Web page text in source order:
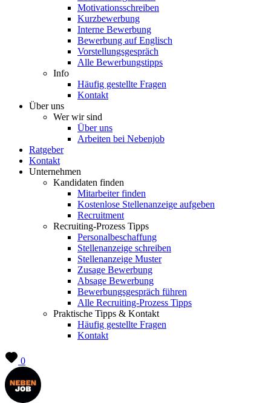
Motivationsschreiben
Kurzbewerbung
Interne Bewerbung
Bewerbung auf Englisch
Vorstellungsgespräch
Alle Bewerbungstipps
Info
Häufig gestellte Fragen
Kontakt
Über uns
Wer wir sind
Über uns
Arbeiten bei Nebenjob
Ratgeber
Kontakt
Unternehmen
Kandidaten finden
Mitarbeiter finden
Kostenlose Stellenanzeige aufgeben
Recruitment
Recruiting-Prozess Tipps
Personalbeschaffung
Stellenanzeige schreiben
Stellenanzeige Muster
Zusage Bewerbung
Absage Bewerbung
Bewerbungsgespräch führen
Alle Recruiting-Prozess Tipps
Praktische Tipps & Kontakt
Häufig gestellte Fragen
Kontakt
0